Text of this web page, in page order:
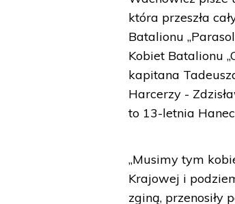
która przeszła
Batalionu
Kobiet Batalionu
kapitana
Harcerzy -
to 13-letnia
„Musimy tym
Krajowej i
zginą, przenosiły